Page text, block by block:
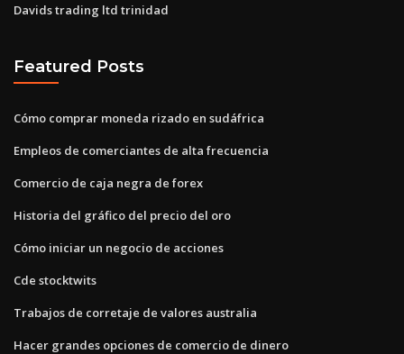
Davids trading ltd trinidad
Featured Posts
Cómo comprar moneda rizado en sudáfrica
Empleos de comerciantes de alta frecuencia
Comercio de caja negra de forex
Historia del gráfico del precio del oro
Cómo iniciar un negocio de acciones
Cde stocktwits
Trabajos de corretaje de valores australia
Hacer grandes opciones de comercio de dinero